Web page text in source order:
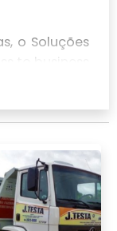
o Soluções
to business
Para
em um